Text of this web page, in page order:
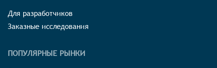
Для разработчиков
Заказные исследования
ПОПУЛЯРНЫЕ РЫНКИ